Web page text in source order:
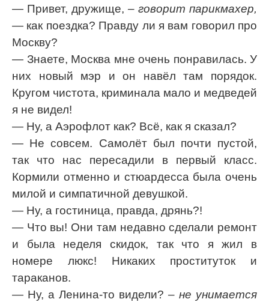
— Привет, дружище, – говорит парикмахер,
— как поездка? Правду ли я вам говорил про
Москву?
— Знаете, Москва мне очень понравилась. У
них новый мэр и он навёл там порядок.
Кругом чистота, криминала мало и медведей
я не видел!
— Ну, а Аэрофлот как? Всё, как я сказал?
— Не совсем. Самолёт был почти пустой,
так что нас пересадили в первый класс.
Кормили отменно и стюардесса была очень
милой и симпатичной девушкой.
— Ну, а гостиница, правда, дрянь?!
— Что вы! Они там недавно сделали ремонт
и была неделя скидок, так что я жил в
номере люкс! Никаких проституток и
тараканов.
— Ну, а Ленина-то видели? – не унимается